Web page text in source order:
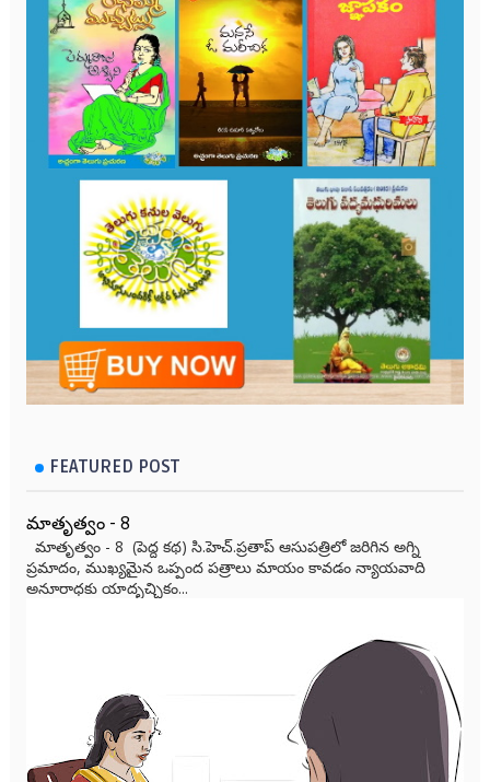
FEATURED POST
మాతృత్వం - 8
మాతృత్వం - 8 (పెద్ద కథ) సి.హెచ్.ప్రతాప్ ఆసుపత్రిలో జరిగిన అగ్ని
ప్రమాదం, ముఖ్యమైన ఒప్పంద పత్రాలు మాయం కావడం న్యాయవాది
అనూరాధకు యాదృచ్ఛికం...